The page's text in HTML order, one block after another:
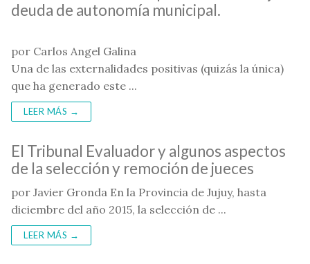
deuda de autonomía municipal.
por Carlos Angel Galina
Una de las externalidades positivas (quizás la única)
que ha generado este ...
LEER MÁS →
El Tribunal Evaluador y algunos aspectos
de la selección y remoción de jueces
por Javier Gronda En la Provincia de Jujuy, hasta
diciembre del año 2015, la selección de ...
LEER MÁS →